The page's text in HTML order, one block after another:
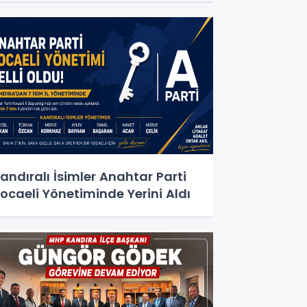
İsimler Anahtar Parti
Yönetiminde Yerini Aldı